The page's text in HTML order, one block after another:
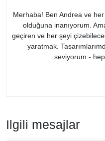
Merhaba! Ben Andrea ve
olduğuna inanıyorum.
geçiren ve her şeyi
yaratmak.
seviyorum -
Ilgili mesajlar